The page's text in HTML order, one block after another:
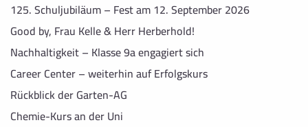
125. Schuljubiläum – Fest am 12. September 2026
Good by, Frau Kelle & Herr Herberhold!
Nachhaltigkeit – Klasse 9a engagiert sich
Career Center – weiterhin auf Erfolgskurs
Rückblick der Garten-AG
Chemie-Kurs an der Uni